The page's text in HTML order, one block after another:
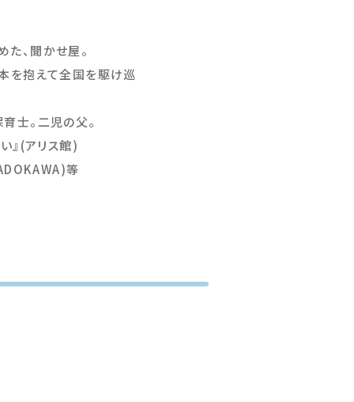
、聞かせ屋。
を抱えて全国を駆け巡
士。二児の父。
』(アリス館)
等